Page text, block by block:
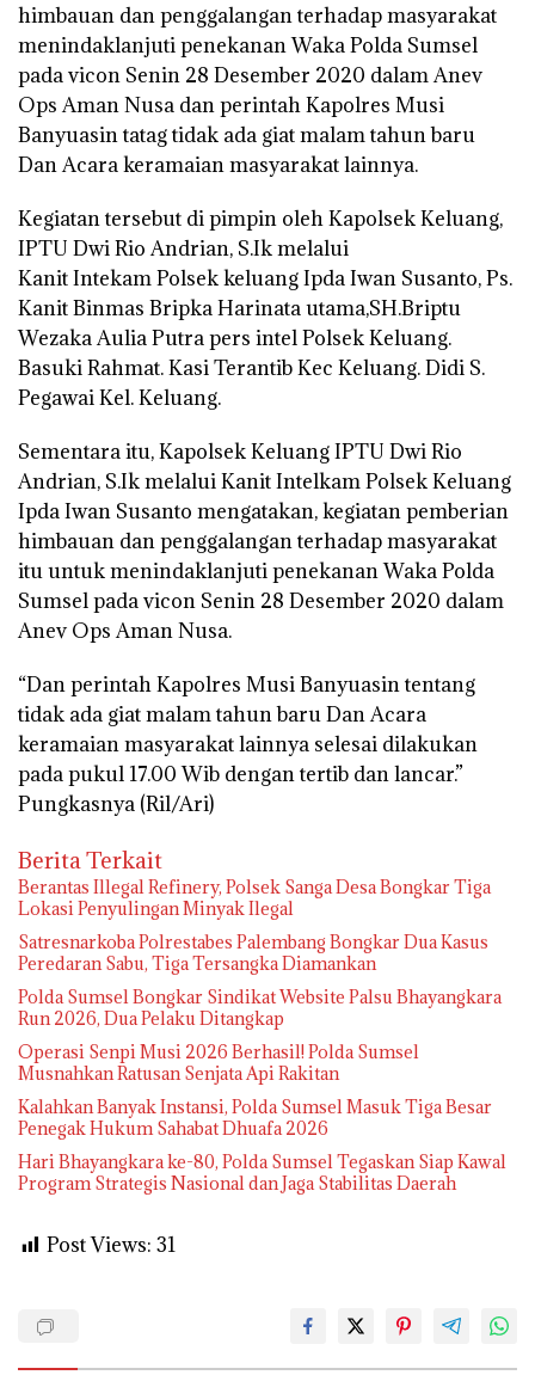
himbauan dan penggalangan terhadap masyarakat
menindaklanjuti penekanan Waka Polda Sumsel
pada vicon Senin 28 Desember 2020 dalam Anev
Ops Aman Nusa dan perintah Kapolres Musi
Banyuasin tatag tidak ada giat malam tahun baru
Dan Acara keramaian masyarakat lainnya.
Kegiatan tersebut di pimpin oleh Kapolsek Keluang,
IPTU Dwi Rio Andrian, S.Ik melalui
Kanit Intekam Polsek keluang Ipda Iwan Susanto, Ps.
Kanit Binmas Bripka Harinata utama,SH.Briptu
Wezaka Aulia Putra pers intel Polsek Keluang.
Basuki Rahmat. Kasi Terantib Kec Keluang. Didi S.
Pegawai Kel. Keluang.
Sementara itu, Kapolsek Keluang IPTU Dwi Rio
Andrian, S.Ik melalui Kanit Intelkam Polsek Keluang
Ipda Iwan Susanto mengatakan, kegiatan pemberian
himbauan dan penggalangan terhadap masyarakat
itu untuk menindaklanjuti penekanan Waka Polda
Sumsel pada vicon Senin 28 Desember 2020 dalam
Anev Ops Aman Nusa.
“Dan perintah Kapolres Musi Banyuasin tentang
tidak ada giat malam tahun baru Dan Acara
keramaian masyarakat lainnya selesai dilakukan
pada pukul 17.00 Wib dengan tertib dan lancar.”
Pungkasnya (Ril/Ari)
Berita Terkait
Berantas Illegal Refinery, Polsek Sanga Desa Bongkar Tiga
Lokasi Penyulingan Minyak Ilegal
Satresnarkoba Polrestabes Palembang Bongkar Dua Kasus
Peredaran Sabu, Tiga Tersangka Diamankan
Polda Sumsel Bongkar Sindikat Website Palsu Bhayangkara
Run 2026, Dua Pelaku Ditangkap
Operasi Senpi Musi 2026 Berhasil! Polda Sumsel
Musnahkan Ratusan Senjata Api Rakitan
Kalahkan Banyak Instansi, Polda Sumsel Masuk Tiga Besar
Penegak Hukum Sahabat Dhuafa 2026
Hari Bhayangkara ke-80, Polda Sumsel Tegaskan Siap Kawal
Program Strategis Nasional dan Jaga Stabilitas Daerah
Post Views: 31